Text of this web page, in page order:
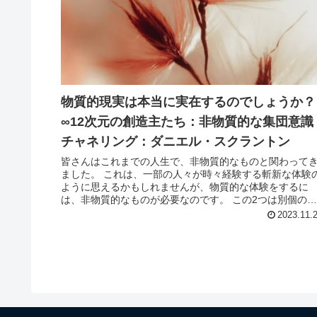
物質的現実は本当に実在するのでしょうか？
∞12次元の創造主たち：非物質的な集団意識
チャネリング：ダニエル・スクラントン
皆さんはこれまでの人生で、非物質的なものと関わってき
ました。 これは、一部の人々が時々経験する斬新な体験
ように思えるかもしれませんが、物質的な体験をするに
は、非物質的なものが必要なのです。 この2つは別個のも